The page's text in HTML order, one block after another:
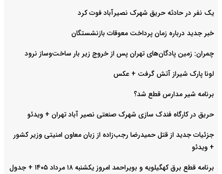
یک نفر در حادثه حریق شهرک نصیرآباد فوت کرد
خبر جدید درباره زمان پرداخت معوقات بازنشستگان
چمران: زمین پادگان‌های تهران پس از خروج زیر بار ساخت‌وساز نرود
لونا پارک شیراز آتش گرفت + عکس
برنامه شیر مدارس قطع شد؟
حریق در کارگاه فندک سازی شهرک صنعتی نصیر آباد تهران + ویدئو
جزئیات جدید از قتل حمیدرضا رجب‌زاده از زبان معاون امنیتی وزیر کشور
+ ویدئو
برنامه قطع برق کهگیلویه و بویراحمد امروز یکشنبه ۱۸ مرداد ۱۴۰۵ + جدول